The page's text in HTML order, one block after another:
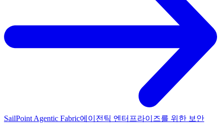
SailPoint Agentic Fabric에이전틱 엔터프라이즈를 위한 보안